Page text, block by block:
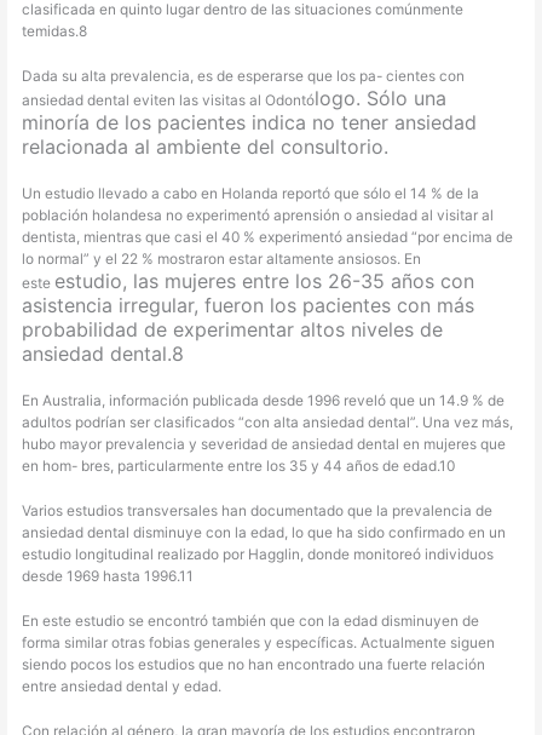
clasificada en quinto lugar dentro de las situaciones comúnmente
temidas.8
Dada su alta prevalencia, es de esperarse que los pa- cientes con
ansiedad dental eviten las visitas al Odontólogo. Sólo una
minoría de los pacientes indica no tener ansiedad
relacionada al ambiente del consultorio.
Un estudio llevado a cabo en Holanda reportó que sólo el 14 % de la
población holandesa no experimentó aprensión o ansiedad al visitar al
dentista, mientras que casi el 40 % experimentó ansiedad “por encima de
lo normal” y el 22 % mostraron estar altamente ansiosos. En
este estudio, las mujeres entre los 26-35 años con
asistencia irregular, fueron los pacientes con más
probabilidad de experimentar altos niveles de
ansiedad dental.8
En Australia, información publicada desde 1996 reveló que un 14.9 % de
adultos podrían ser clasificados “con alta ansiedad dental”. Una vez más,
hubo mayor prevalencia y severidad de ansiedad dental en mujeres que
en hom- bres, particularmente entre los 35 y 44 años de edad.10
Varios estudios transversales han documentado que la prevalencia de
ansiedad dental disminuye con la edad, lo que ha sido confirmado en un
estudio longitudinal realizado por Hagglin, donde monitoreó individuos
desde 1969 hasta 1996.11
En este estudio se encontró también que con la edad disminuyen de
forma similar otras fobias generales y específicas. Actualmente siguen
siendo pocos los estudios que no han encontrado una fuerte relación
entre ansiedad dental y edad.
Con relación al género, la gran mayoría de los estudios encontraron